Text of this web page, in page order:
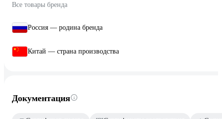
Все товары бренда
Россия — родина бренда
Китай — страна производства
Документация